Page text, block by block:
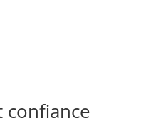
confiance